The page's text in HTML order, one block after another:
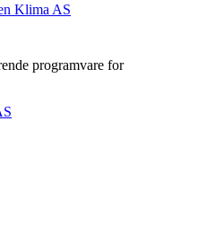
Klima AS
programvare for